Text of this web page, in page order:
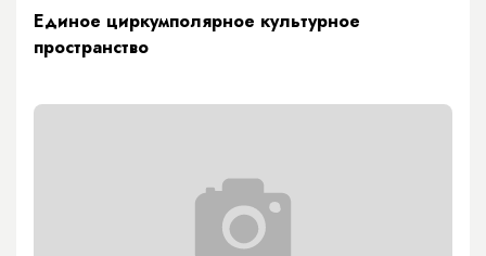
Единое циркумполярное культурное
пространство